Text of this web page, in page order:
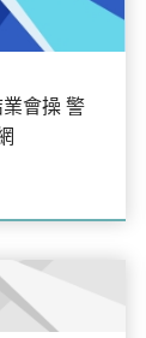
會操 警